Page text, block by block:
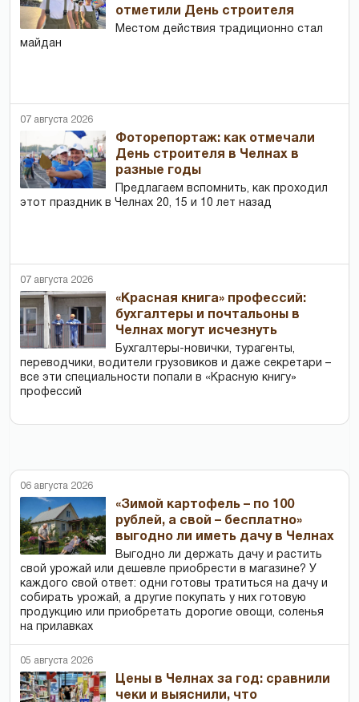
отметили День строителя
Местом действия традиционно стал
майдан
07 августа 2026
Фоторепортаж: как отмечали
День строителя в Челнах в
разные годы
Предлагаем вспомнить, как проходил
этот праздник в Челнах 20, 15 и 10 лет назад
07 августа 2026
«Красная книга» профессий:
бухгалтеры и почтальоны в
Челнах могут исчезнуть
Бухгалтеры-новички, тур­агенты,
переводчики, водители грузовиков и даже секретари –
все эти специальности попали в «Красную книгу»
профессий
06 августа 2026
«Зимой картофель – по 100
рублей, а свой – бесплатно»
выгодно ли иметь дачу в Челнах
Выгодно ли держать дачу и растить
свой урожай или дешевле приобрести в магазине? У
каждого свой ответ: одни готовы тратиться на дачу и
собирать урожай, а другие покупать у них готовую
продукцию или приобретать дорогие овощи, соленья
на прилавках
05 августа 2026
Цены в Челнах за год: сравнили
чеки и выяснили, что